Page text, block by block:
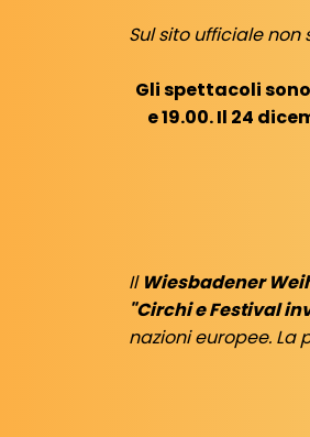
Sul sito ufficiale
Gli spettacoli
e 19.00. Il 24
Il Wiesbadener
"Circhi e Festival
nazioni europee.